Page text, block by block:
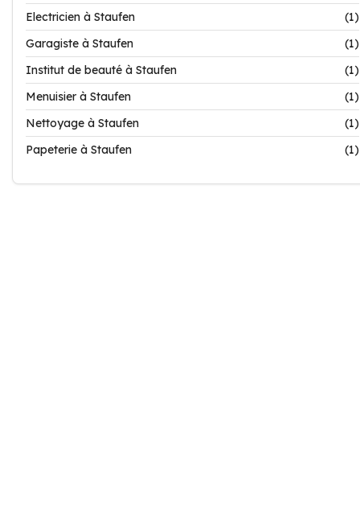
Electricien à Staufen
(1)
Garagiste à Staufen
(1)
Institut de beauté à Staufen
(1)
Menuisier à Staufen
(1)
Nettoyage à Staufen
(1)
Papeterie à Staufen
(1)